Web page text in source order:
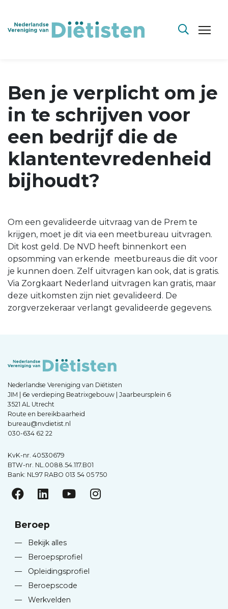
Ben je verplicht om je
in te schrijven voor
een bedrijf die de
klantentevredenheid
bijhoudt?
Om een gevalideerde uitvraag van de Prem te
krijgen, moet je dit via een meetbureau uitvragen.
Dit kost geld. De NVD heeft binnenkort een
opsomming van erkende meetbureaus die dit voor
je kunnen doen. Zelf uitvragen kan ook, dat is gratis.
Via Zorgkaart Nederland uitvragen kan gratis, maar
deze uitkomsten zijn niet gevalideerd. De
zorgverzekeraar verlangt gevalideerde gegevens.
Nederlandse Vereniging van Diëtisten
JIM | 6e verdieping Beatrixgebouw | Jaarbeursplein 6
3521 AL Utrecht
Route en bereikbaarheid
bureau@nvdietist.nl
030-634 62 22
KvK-nr. 40530679
BTW-nr. NL.0088.54.117.B01
Bank: NL97 RABO 013 54 05 750
Beroep
—
Bekijk alles
—
Beroepsprofiel
—
Opleidingsprofiel
—
Beroepscode
—
Werkvelden